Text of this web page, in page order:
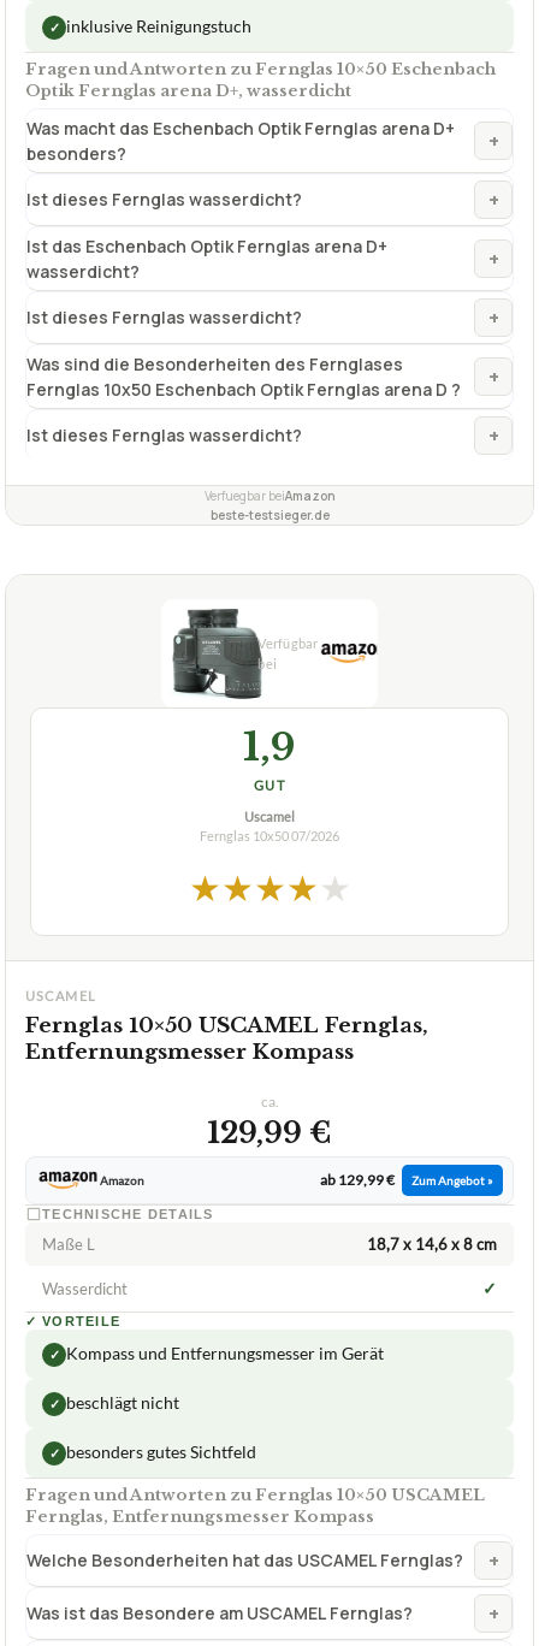
✓ inklusive Reinigungstuch
Fragen und Antworten zu Fernglas 10×50 Eschenbach
Optik Fernglas arena D+, wasserdicht
Was macht das Eschenbach Optik Fernglas arena D+
besonders?
+
Ist dieses Fernglas wasserdicht? +
Ist das Eschenbach Optik Fernglas arena D+
wasserdicht?
+
Ist dieses Fernglas wasserdicht? +
Was sind die Besonderheiten des Fernglases
Fernglas 10x50 Eschenbach Optik Fernglas arena D ?
+
Ist dieses Fernglas wasserdicht? +
Verfuegbar beiAmazon
beste-testsieger.de
1,9
GUT
Uscamel
Fernglas 10x5007/2026
★★★★★
USCAMEL
Fernglas 10×50 USCAMEL Fernglas,
Entfernungsmesser Kompass
ca.
129,99 €
Amazon ab 129,99 € Zum Angebot »
TECHNISCHE DETAILS
Maße L 18,7 x 14,6 x 8 cm
Wasserdicht ✓
✓ VORTEILE
✓ Kompass und Entfernungsmesser im Gerät
✓ beschlägt nicht
✓ besonders gutes Sichtfeld
Fragen und Antworten zu Fernglas 10×50 USCAMEL
Fernglas, Entfernungsmesser Kompass
Welche Besonderheiten hat das USCAMEL Fernglas? +
Was ist das Besondere am USCAMEL Fernglas? +